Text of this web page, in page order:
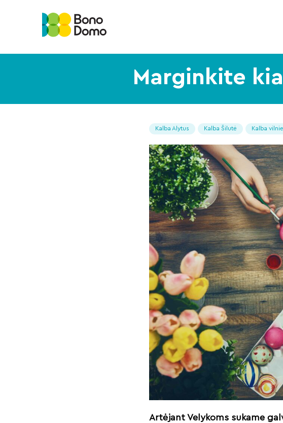
Marginkite
Kalba Alytus Kalba Šilutė Kalba
Artėjant Velykoms sukame